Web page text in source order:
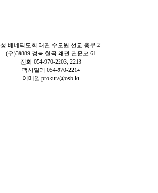
성 베네딕도회 왜관 수도원 선교 총무국
(우)39889 경북 칠곡 왜관 관문로 61
전화 054-970-2203, 2213
팩시밀리 054-970-2214
이메일 prokura@osb.kr